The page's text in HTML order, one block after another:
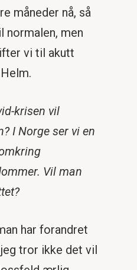
måneder nå, så
normalen, men
vi til akutt
krisen vil
I Norge ser vi en
Vil man
har forandret
tror ikke det vil